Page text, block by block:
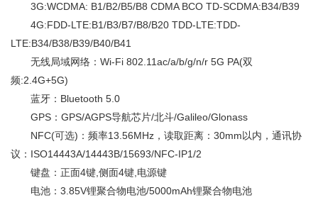
3G:WCDMA: B1/B2/B5/B8 CDMA BCO TD-SCDMA:B34/B39
4G:FDD-LTE:B1/B3/B7/B8/B20 TDD-LTE:TDD-
LTE:B34/B38/B39/B40/B41
无线局域网络：Wi-Fi 802.11ac/a/b/g/n/r 5G PA(双
频:2.4G+5G)
蓝牙：Bluetooth 5.0
GPS：GPS/AGPS导航芯片/北斗/Galileo/Glonass
NFC(可选)：频率13.56MHz，读取距离：30mm以内，通讯协
议：ISO14443A/14443B/15693/NFC-IP1/2
键盘：正面4键,侧面4键,电源键
电池：3.85V锂聚合物电池/5000mAh锂聚合物电池